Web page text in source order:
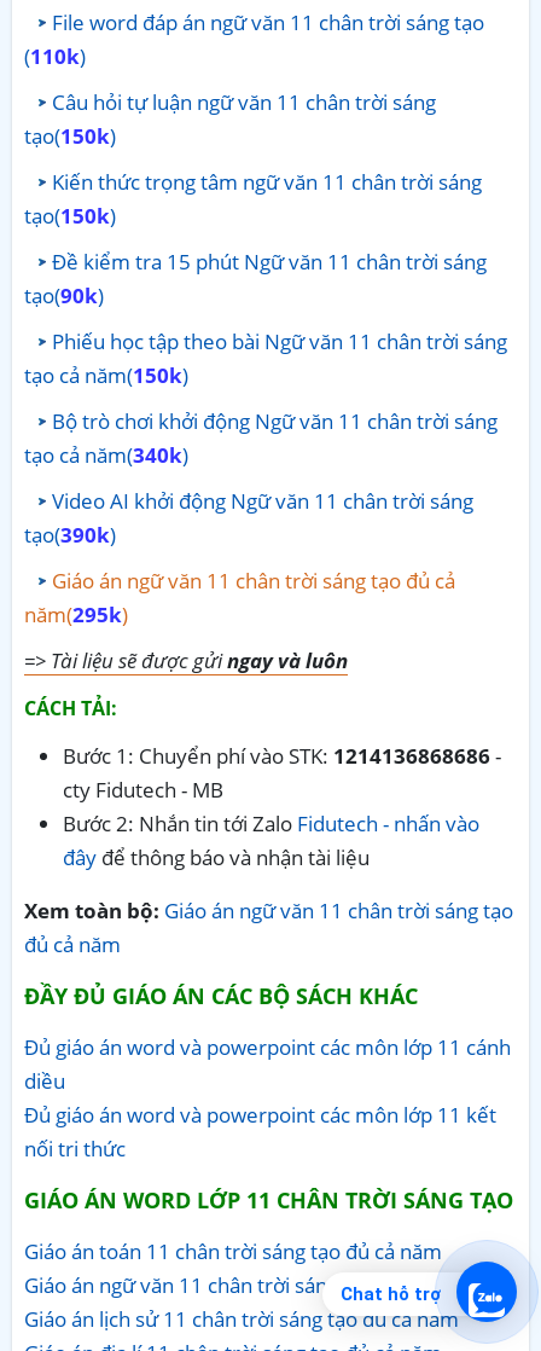
File word đáp án ngữ văn 11 chân trời sáng tạo
(110k)
Câu hỏi tự luận ngữ văn 11 chân trời sáng
tạo(150k)
Kiến thức trọng tâm ngữ văn 11 chân trời sáng
tạo(150k)
Đề kiểm tra 15 phút Ngữ văn 11 chân trời sáng
tạo(90k)
Phiếu học tập theo bài Ngữ văn 11 chân trời sáng
tạo cả năm(150k)
Bộ trò chơi khởi động Ngữ văn 11 chân trời sáng
tạo cả năm(340k)
Video AI khởi động Ngữ văn 11 chân trời sáng
tạo(390k)
Giáo án ngữ văn 11 chân trời sáng tạo đủ cả
năm(295k)
=> Tài liệu sẽ được gửingay và luôn
CÁCH TẢI:
Bước 1: Chuyển phí vào STK: 1214136868686-
cty Fidutech - MB
Bước 2: Nhắn tin tới Zalo Fidutech - nhấn vào
đây để thông báo và nhận tài liệu
Xem toàn bộ: Giáo án ngữ văn 11 chân trời sáng tạo
đủ cả năm
ĐẦY ĐỦ GIÁO ÁN CÁC BỘ SÁCH KHÁC
Đủ giáo án word và powerpoint các môn lớp 11 cánh
diều
Đủ giáo án word và powerpoint các môn lớp 11 kết
nối tri thức
GIÁO ÁN WORD LỚP 11 CHÂN TRỜI SÁNG TẠO
Giáo án toán 11 chân trời sáng tạo đủ cả năm
Giáo án ngữ văn 11 chân trời sáng tạo đủ cả năm
Giáo án lịch sử 11 chân trời sáng tạo đủ cả năm
Chat hỗ trợ